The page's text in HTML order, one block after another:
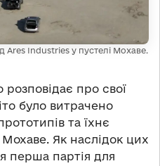
Ares Industries у пустелі Мохаве.
про свої
було витрачено
та їхнє
Як наслідок цих
перша партія для